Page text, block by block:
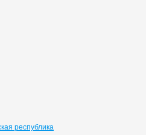
республика